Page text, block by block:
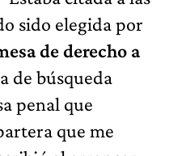
sido elegida por
de derecho a
de búsqueda
penal que
que me